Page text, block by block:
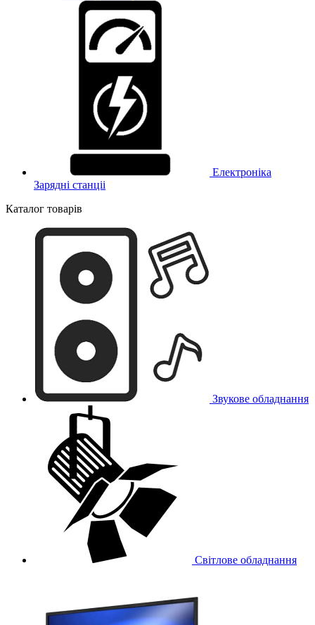
Електроніка
Зарядні станціі
Каталог товарів
Звукове обладнання
Світлове обладнання